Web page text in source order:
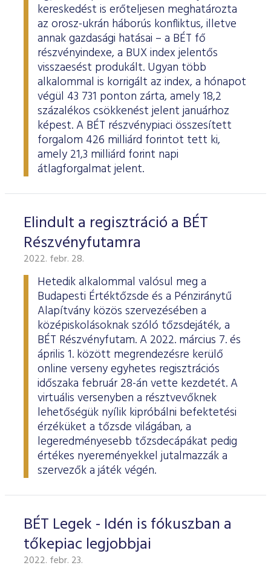
ESG Útmutató
kereskedést is erőteljesen meghatározta
az orosz-ukrán háborús konfliktus, illetve
annak gazdasági hatásai – a BÉT fő
részvényindexe, a BUX index jelentős
visszaesést produkált. Ugyan több
alkalommal is korrigált az index, a hónapot
végül 43 731 ponton zárta, amely 18,2
százalékos csökkenést jelent januárhoz
képest. A BÉT részvénypiaci összesített
forgalom 426 milliárd forintot tett ki,
amely 21,3 milliárd forint napi
átlagforgalmat jelent.
Elindult a regisztráció a BÉT
Részvényfutamra
2022. febr. 28.
Hetedik alkalommal valósul meg a
Budapesti Értéktőzsde és a Pénziránytű
Alapítvány közös szervezésében a
középiskolásoknak szóló tőzsdejáték, a
BÉT Részvényfutam. A 2022. március 7. és
április 1. között megrendezésre kerülő
online verseny egyhetes regisztrációs
időszaka február 28-án vette kezdetét. A
virtuális versenyben a résztvevőknek
lehetőségük nyílik kipróbálni befektetési
érzéküket a tőzsde világában, a
legeredményesebb tőzsdecápákat pedig
értékes nyereményekkel jutalmazzák a
szervezők a játék végén.
BÉT Legek - Idén is fókuszban a
tőkepiac legjobbjai
2022. febr. 23.